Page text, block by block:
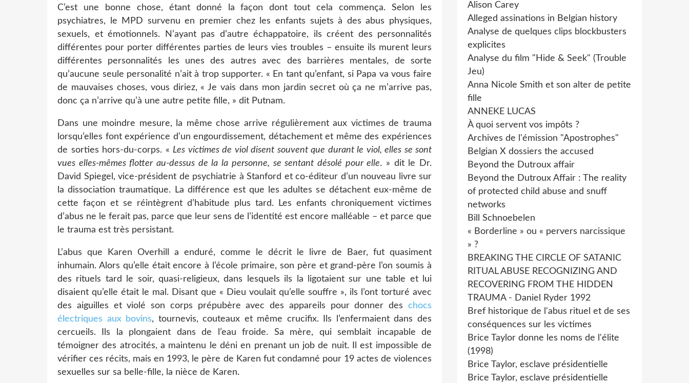
C’est une bonne chose, étant donné la façon dont tout cela commença. Selon les
psychiatres, le MPD survenu en premier chez les enfants sujets à des abus physiques,
sexuels, et émotionnels. N’ayant pas d’autre échappatoire, ils créent des personnalités
différentes pour porter différentes parties de leurs vies troubles – ensuite ils murent leurs
différentes personnalités les unes des autres avec des barrières mentales, de sorte
qu’aucune seule personalité n’ait à trop supporter. « En tant qu’enfant, si Papa va vous faire
de mauvaises choses, vous diriez, « Je vais dans mon jardin secret où ça ne m’arrive pas,
donc ça n’arrive qu’à une autre petite fille, » dit Putnam.
Dans une moindre mesure, la même chose arrive régulièrement aux victimes de trauma
lorsqu’elles font expérience d’un engourdissement, détachement et même des expériences
de sorties hors-du-corps. « Les victimes de viol disent souvent que durant le viol, elles se sont
vues elles-mêmes flotter au-dessus de la la personne, se sentant désolé pour elle. » dit le Dr.
David Spiegel, vice-président de psychiatrie à Stanford et co-éditeur d’un nouveau livre sur
la dissociation traumatique. La différence est que les adultes se détachent eux-même de
cette façon et se réintègrent d’habitude plus tard. Les enfants chroniquement victimes
d’abus ne le ferait pas, parce que leur sens de l’identité est encore malléable – et parce que
le trauma est très persistant.
L’abus que Karen Overhill a enduré, comme le décrit le livre de Baer, fut quasiment
inhumain. Alors qu’elle était encore à l’école primaire, son père et grand-père l’on soumis à
des rituels tard le soir, quasi-religieux, dans lesquels ils la ligotaient sur une table et lui
disaient qu’elle était le mal. Disant que « Dieu voulait qu’elle souffre », ils l’ont torturé avec
des aiguilles et violé son corps prépubère avec des appareils pour donner des chocs
électriques aux bovins, tournevis, couteaux et même crucifix. Ils l’enfermaient dans des
cercueils. Ils la plongaient dans de l’eau froide. Sa mère, qui semblait incapable de
témoigner des atrocités, a maintenu le déni en prenant un job de nuit. Il est impossible de
vérifier ces récits, mais en 1993, le père de Karen fut condamné pour 19 actes de violences
sexuelles sur sa belle-fille, la nièce de Karen.
Alison Carey
Alleged assinations in Belgian history
Analyse de quelques clips blockbusters
explicites
Analyse du film "Hide & Seek" (Trouble
Jeu)
Anna Nicole Smith et son alter de petite
fille
ANNEKE LUCAS
À quoi servent vos impôts ?
Archives de l'émission "Apostrophes"
Belgian X dossiers the accused
Beyond the Dutroux affair
Beyond the Dutroux Affair : The reality
of protected child abuse and snuff
networks
Bill Schnoebelen
« Borderline » ou « pervers narcissique
» ?
BREAKING THE CIRCLE OF SATANIC
RITUAL ABUSE RECOGNIZING AND
RECOVERING FROM THE HIDDEN
TRAUMA - Daniel Ryder 1992
Bref historique de l'abus rituel et de ses
conséquences sur les victimes
Brice Taylor donne les noms de l'élite
(1998)
Brice Taylor, esclave présidentielle
Brice Taylor, esclave présidentielle